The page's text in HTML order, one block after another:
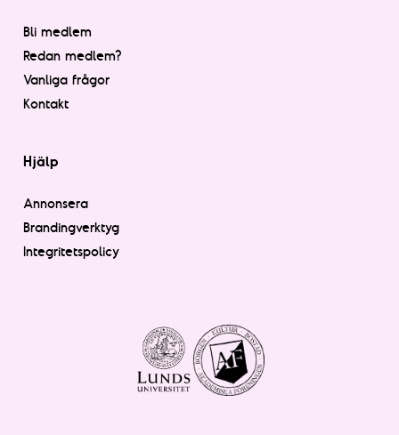
Bli medlem
Redan medlem?
Vanliga frågor
Kontakt
Hjälp
Annonsera
Brandingverktyg
Integritetspolicy